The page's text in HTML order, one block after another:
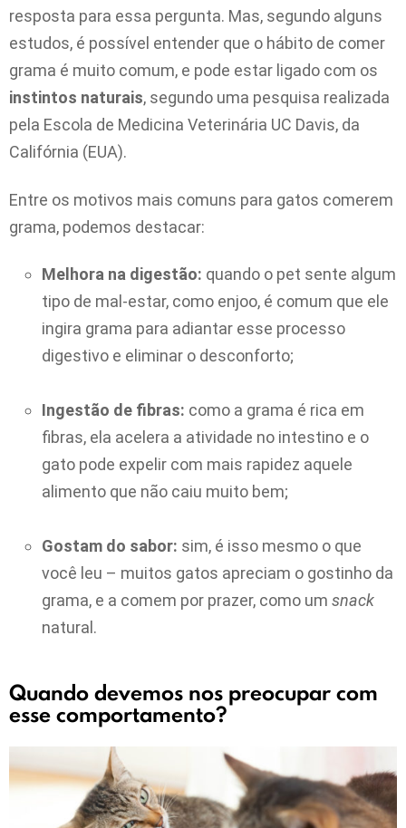
resposta para essa pergunta. Mas, segundo alguns
estudos, é possível entender que o hábito de comer
grama é muito comum, e pode estar ligado com os
instintos naturais, segundo uma pesquisa realizada
pela Escola de Medicina Veterinária UC Davis, da
Califórnia (EUA).
Entre os motivos mais comuns para gatos comerem
grama, podemos destacar:
Melhora na digestão: quando o pet sente algum
tipo de mal-estar, como enjoo, é comum que ele
ingira grama para adiantar esse processo
digestivo e eliminar o desconforto;
Ingestão de fibras: como a grama é rica em
fibras, ela acelera a atividade no intestino e o
gato pode expelir com mais rapidez aquele
alimento que não caiu muito bem;
Gostam do sabor: sim, é isso mesmo o que
você leu – muitos gatos apreciam o gostinho da
grama, e a comem por prazer, como um snack
natural.
Quando devemos nos preocupar com
esse comportamento?